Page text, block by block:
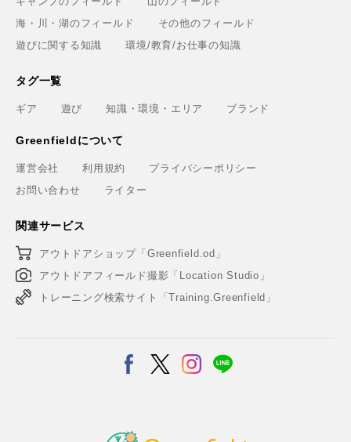
海・川・湖のフィールド
その他のフィールド
遊びに関する知識
環境/教育/お仕事の知識
タグ一覧
ギア 遊び 知識・環境・エリア ブランド
Greenfieldについて
運営会社 利用規約
プライバシーポリシー
お問い合わせ
ライター
関連サービス
アウトドアショップ「Greenfield.od」
アウトドアフィールド撮影「Location Studio」
トレーニング検索サイト「Training.Greenfield」